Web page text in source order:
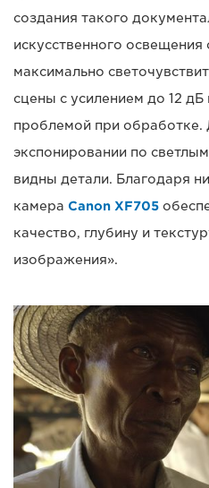
создания такого
искусственного
максимально
сцены с усилением до 12
проблемой при
экспонировании по
видны детали. Благодаря
камера Canon XF705
качество, глубину и
изображения».